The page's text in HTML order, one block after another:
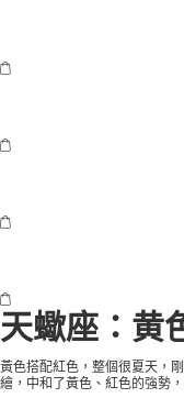
天蠍座：黄
黃色搭配紅色，整個很夏天，
繪，中和了黃色、紅色的強勢